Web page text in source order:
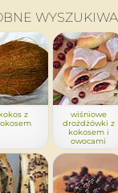
kokos z
wiśniowe
drożdżówki z
kokosem i
owocami